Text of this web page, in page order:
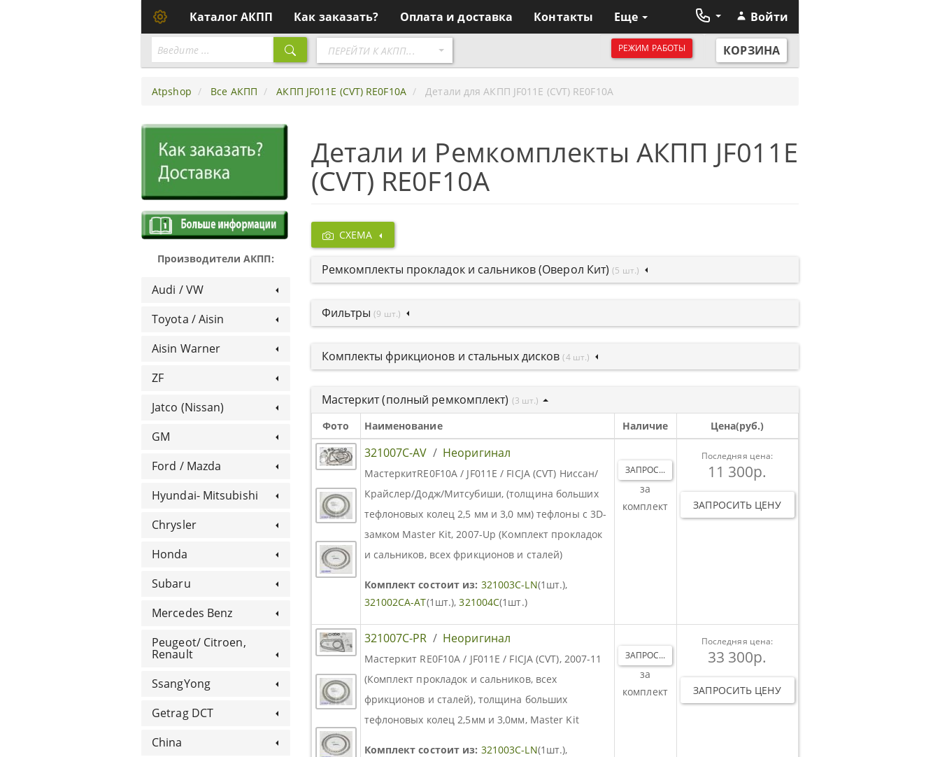
Каталог АКПП Как заказать? Оплата и доставка Контакты Еще Войти
Перейти
к
ПЕРЕЙТИ К АКПП... РЕЖИМ РАБОТЫ КОРЗИНА
Atpshop Все АКПП АКПП JF011E (CVT) RE0F10A Детали для АКПП JF011E (CVT) RE0F10A
Производители АКПП:
Audi / VW
Toyota / Aisin
Aisin Warner
ZF
Jatco (Nissan)
GM
Ford / Mazda
Hyundai- Mitsubishi
Chrysler
Honda
Subaru
Mercedes Benz
Peugeot/ Citroen,
Renault
SsangYong
Getrag DCT
China
Детали и Ремкомплекты АКПП JF011E
(CVT) RE0F10A
СХЕМА
Ремкомплекты прокладок и сальников (Оверол Кит)(5 шт.)
Фильтры(9 шт.)
Комплекты фрикционов и стальных дисков(4 шт.)
Мастеркит (полный ремкомплект) (3 шт.)
Фото Наименование Наличие Цена(руб.)
321007C-AV / Неоригинал
МастеркитRE0F10A / JF011E / FICJA (CVT) Ниссан/
Крайслер/Додж/Митсубиши, (толщина больших
тефлоновых колец 2,5 мм и 3,0 мм) тефлоны с 3D-
замком Master Kit, 2007-Up (Комплект прокладок
и сальников, всех фрикционов и сталей)
Комплект состоит из: 321003C-LN(1шт.),
321002CA-AT(1шт.),321004C(1шт.)
ЗАПРОС...
за
комплект
Последняя цена:
11 300р.
ЗАПРОСИТЬ ЦЕНУ
321007C-PR / Неоригинал
Мастеркит RE0F10A / JF011E / FICJA (CVT), 2007-11
(Комплект прокладок и сальников, всех
фрикционов и сталей), толщина больших
тефлоновых колец 2,5мм и 3,0мм, Master Kit
Комплект состоит из: 321003C-LN(1шт.),
ЗАПРОС...
за
комплект
Последняя цена:
33 300р.
ЗАПРОСИТЬ ЦЕНУ